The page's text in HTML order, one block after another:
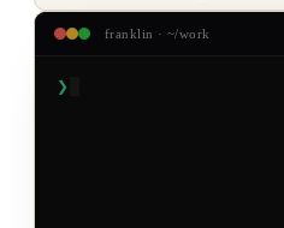
franklin · ~/work
❯